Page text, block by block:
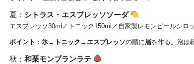
夏： シトラス・エスプレッソソーダ
エスプレッソ30ml／トニック150ml／自家製レモンピールシロ
ポイント ： 氷→トニック→エスプレッソの順に 層を作る。泡は
秋： 和栗モンブランラテ